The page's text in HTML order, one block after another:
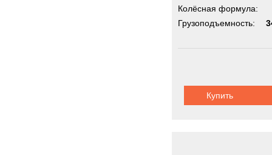
Колёсная формула:
Грузоподъемность:
Купить